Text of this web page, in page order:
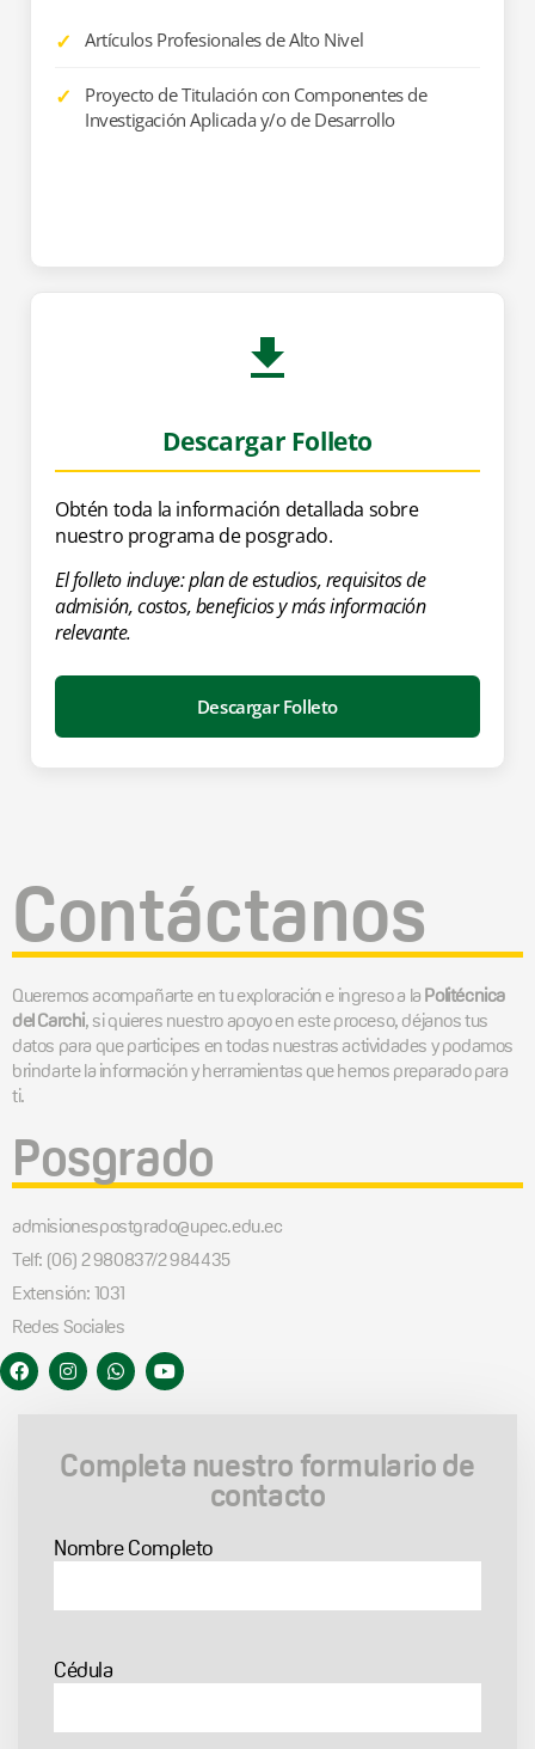
Artículos Profesionales de Alto Nivel
Proyecto de Titulación con Componentes de
Investigación Aplicada y/o de Desarrollo
Descargar Folleto
Obtén toda la información detallada sobre
nuestro programa de posgrado.
El folleto incluye: plan de estudios, requisitos de
admisión, costos, beneficios y más información
relevante.
Descargar Folleto
Contáctanos
Queremos acompañarte en tu exploración e ingreso a laPolitécnica
del Carchi, si quieres nuestro apoyo en este proceso, déjanos tus
datos para que participes en todas nuestras actividades y podamos
brindarte la información y herramientas que hemos preparado para
ti.
Posgrado
admisionespostgrado@upec.edu.ec
Telf: (06) 2 980837/2 984435
Extensión: 1031
Redes Sociales
Completa nuestro formulario de
contacto
Nombre Completo
Cédula